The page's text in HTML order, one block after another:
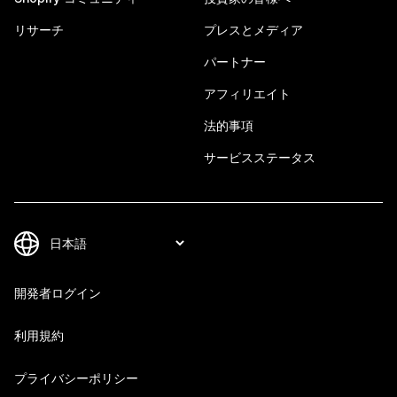
リサーチ プレスとメディア
パートナー
アフィリエイト
法的事項
サービスステータス
開発者ログイン
利用規約
プライバシーポリシー